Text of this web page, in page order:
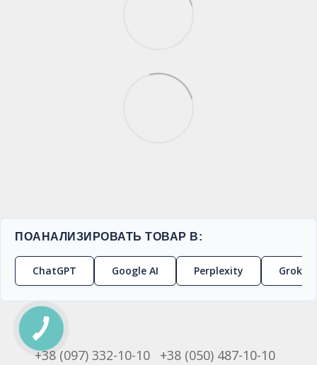
ПОАНАЛИЗИРОВАТЬ ТОВАР В:
ChatGPT Google AI Perplexity Grok
+38 (097) 332-10-10 +38 (050) 487-10-10